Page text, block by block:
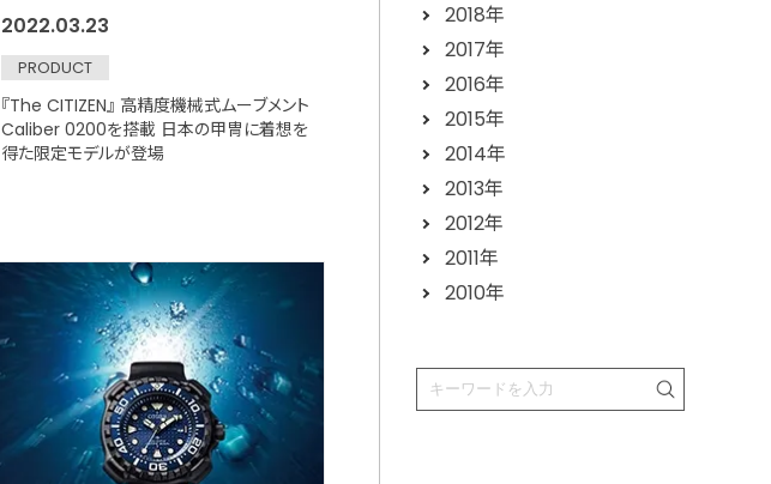
2022.03.23
PRODUCT
『The CITIZEN』 高精度機械式ムーブメント
Caliber 0200を搭載 日本の甲冑に着想を
得た限定モデルが登場
2018年
2017年
2016年
2015年
2014年
2013年
2012年
2011年
2010年